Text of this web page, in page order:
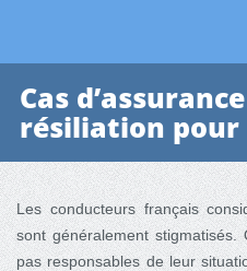
Cas
résiliation pour
Les conducteurs français
sont généralement
pas responsables de leur